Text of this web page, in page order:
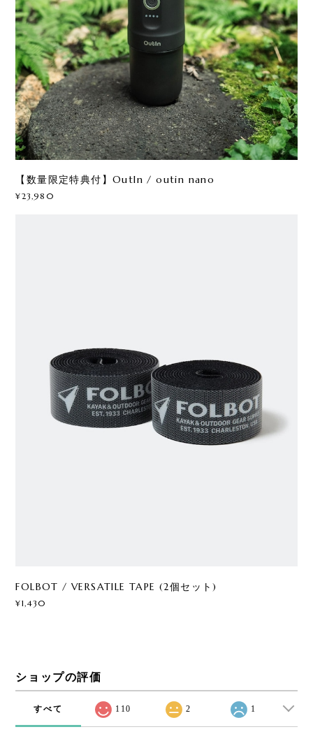
【数量限定特典付】OutIn / outin nano
¥23,980
FOLBOT / VERSATILE TAPE (2個セット)
¥1,430
ショップの評価
すべて 110 2 1